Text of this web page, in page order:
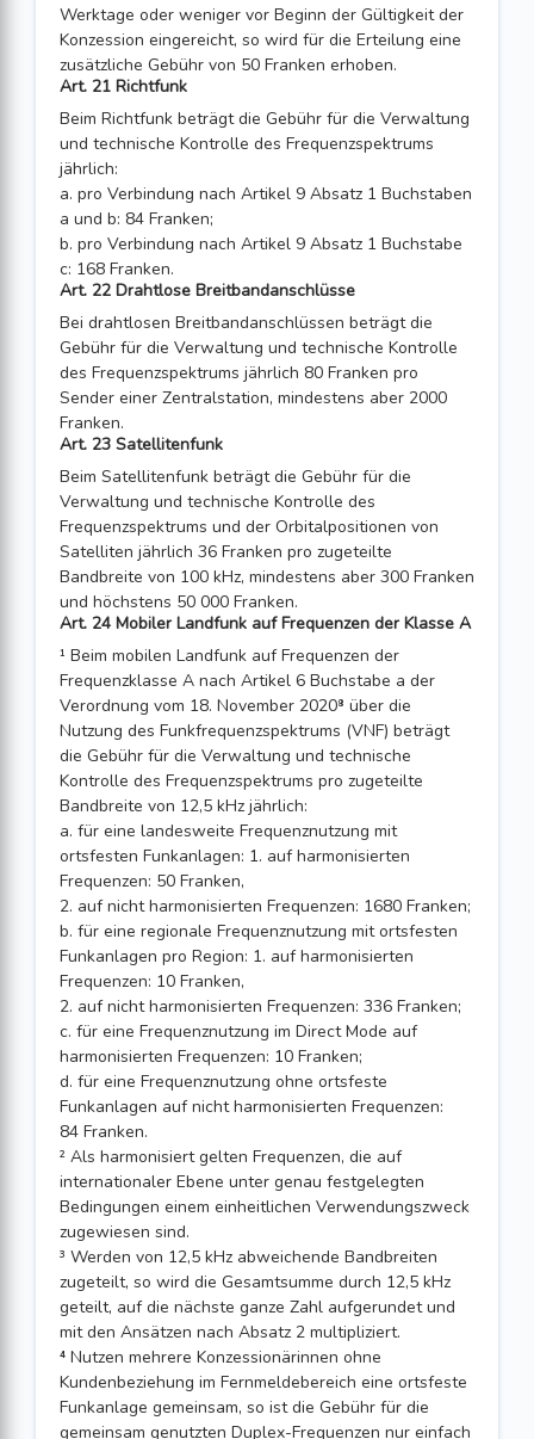
Werktage oder weniger vor Beginn der Gültigkeit der
Konzession eingereicht, so wird für die Erteilung eine
zusätzliche Gebühr von 50 Franken erhoben.
Art. 21 Richtfunk
Beim Richtfunk beträgt die Gebühr für die Verwaltung
und technische Kontrolle des Frequenzspektrums
jährlich:
a. pro Verbindung nach Artikel 9 Absatz 1 Buchstaben
a und b: 84 Franken;
b. pro Verbindung nach Artikel 9 Absatz 1 Buchstabe
c: 168 Fran­ken.
Art. 22 Drahtlose Breitbandanschlüsse
Bei drahtlosen Breitbandanschlüssen beträgt die
Gebühr für die Verwaltung und tech­nische Kontrolle
des Frequenzspektrums jährlich 80 Franken pro
Sender einer Zentralstation, mindestens aber 2000
Franken.
Art. 23 Satellitenfunk
Beim Satellitenfunk beträgt die Gebühr für die
Verwaltung und technische Kontrolle des
Frequenzspektrums und der Orbitalpositionen von
Satelliten jährlich 36 Franken pro zugeteilte
Bandbreite von 100 kHz, mindestens aber 300 Franken
und höchstens 50 000 Franken.
Art. 24 Mobiler Landfunk auf Frequenzen der Klasse A
¹ Beim mobilen Landfunk auf Frequenzen der
Frequenzklasse A nach Artikel 6 Buchstabe a der
Verordnung vom 18. November 2020⁸ über die
Nutzung des Funkfrequenzspektrums (VNF) beträgt
die Gebühr für die Verwaltung und technische
Kontrolle des Frequenzspektrums pro zugeteilte
Bandbreite von 12,5 kHz jährlich:
a. für eine landesweite Frequenznutzung mit
ortsfesten Funkanlagen: 1. auf harmonisierten
Frequenzen: 50 Franken,
2. auf nicht harmonisierten Frequenzen: 1680 Franken;
b. für eine regionale Frequenznutzung mit ortsfesten
Funkanlagen pro Region: 1. auf harmonisierten
Frequenzen: 10 Franken,
2. auf nicht harmonisierten Frequenzen: 336 Franken;
c. für eine Frequenznutzung im Direct Mode auf
harmonisierten Frequenzen: 10 Franken;
d. für eine Frequenznutzung ohne ortsfeste
Funkanlagen auf nicht harmonisierten Frequenzen:
84 Franken.
² Als harmonisiert gelten Frequenzen, die auf
internationaler Ebene unter genau festgelegten
Bedingungen einem einheitlichen Verwendungszweck
zugewiesen sind.
³ Werden von 12,5 kHz abweichende Bandbreiten
zugeteilt, so wird die Gesamt­summe durch 12,5 kHz
geteilt, auf die nächste ganze Zahl aufgerundet und
mit den Ansätzen nach Absatz 2 multipliziert.
⁴ Nutzen mehrere Konzessionärinnen ohne
Kundenbeziehung im Fernmeldebereich eine ortsfeste
Funkanlage gemeinsam, so ist die Gebühr für die
gemeinsam genutz­ten Duplex-Frequenzen nur einfach